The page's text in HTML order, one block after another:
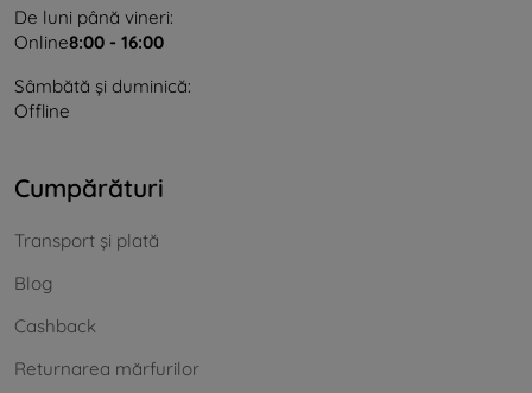
De luni până vineri:
Online8:00 - 16:00
Sâmbătă și duminică:
Offline
Cumpărături
Transport și plată
Blog
Cashback
Returnarea mărfurilor